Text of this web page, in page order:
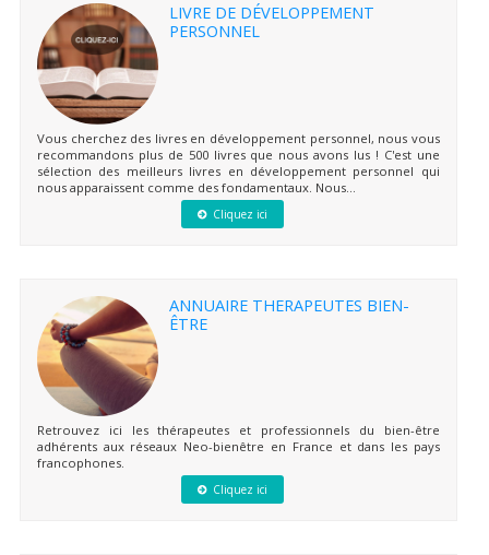
LIVRE DE DÉVELOPPEMENT
PERSONNEL
Vous cherchez des livres en développement personnel, nous vous
recommandons plus de 500 livres que nous avons lus ! C'est une
sélection des meilleurs livres en développement personnel qui
nous apparaissent comme des fondamentaux. Nous...
Cliquez ici
ANNUAIRE THERAPEUTES BIEN-
ÊTRE
Retrouvez ici les thérapeutes et professionnels du bien-être
adhérents aux réseaux Neo-bienêtre en France et dans les pays
francophones.
Cliquez ici